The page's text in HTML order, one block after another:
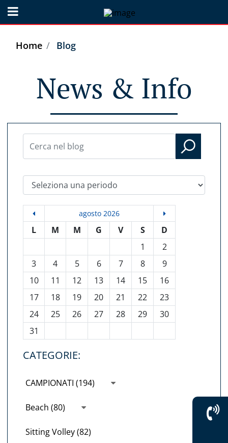
Open menu
Home Blog
News & Info
Seleziona una periodo
agosto 2026
L M M G V S
D
1
2
3
4 5 6 7 8
9
10
11 12 13 14 15
16
17
18 19 20 21 22
23
24
25 26 27 28 29
30
31
CATEGORIE:
CAMPIONATI (194)
Beach (80)
Sitting Volley (82)